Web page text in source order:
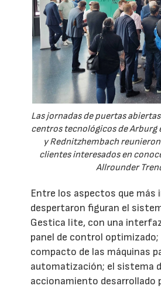
Las jornadas de puertas
centros tecnológicos de Arburg
y Rednitzhembach
clientes interesados en
Allrounder
Entre los aspectos que más
despertaron figuran el
Gestica lite, con una
panel de control optimizado;
compacto de las máquinas
automatización; el sistema
accionamiento desarrollado